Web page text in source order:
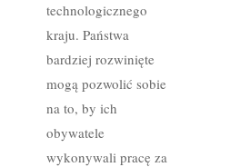
technologicznego
kraju. Państwa
bardziej rozwinięte
mogą pozwolić sobie
na to, by ich
obywatele
wykonywali pracę za